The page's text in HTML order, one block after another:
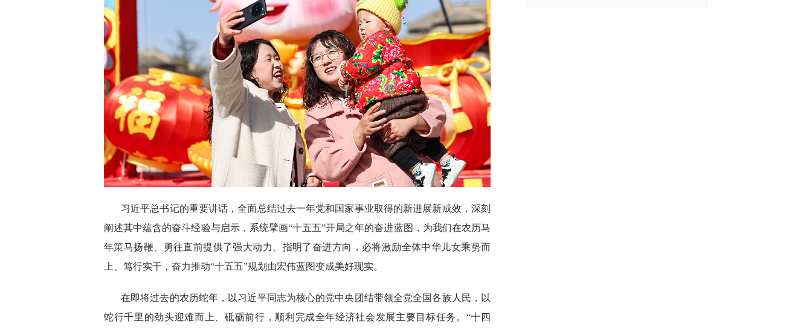
习近平总书记的重要讲话，全面总结过去一年党和国家事业取得的新进展新成效，深刻
阐述其中蕴含的奋斗经验与启示，系统擘画“十五五”开局之年的奋进蓝图，为我们在农历马
年策马扬鞭、勇往直前提供了强大动力、指明了奋进方向，必将激励全体中华儿女乘势而
上、笃行实干，奋力推动“十五五”规划由宏伟蓝图变成美好现实。
在即将过去的农历蛇年，以习近平同志为核心的党中央团结带领全党全国各族人民，以
蛇行千里的劲头迎难而上、砥砺前行，顺利完成全年经济社会发展主要目标任务。“十四